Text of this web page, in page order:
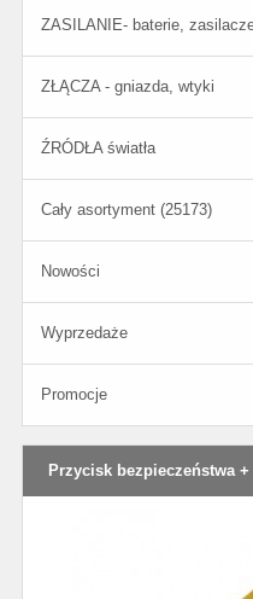
ZASILANIE- baterie,
ZŁĄCZA - gniazda, wtyki
ŹRÓDŁA światła
Cały asortyment (25173)
Nowości
Wyprzedaże
Promocje
Przycisk bezpieczeństwa